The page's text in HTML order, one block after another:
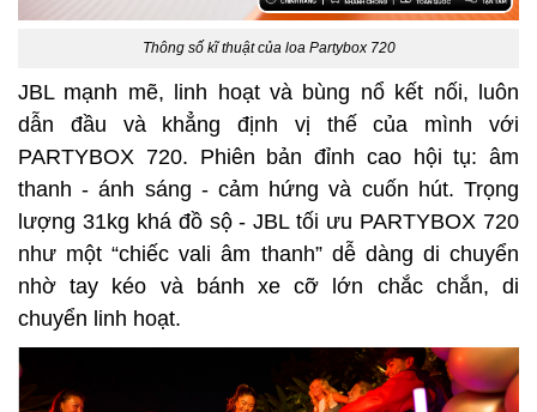
Thông số kĩ thuật của loa Partybox 720
JBL mạnh mẽ, linh hoạt và bùng nổ kết nối, luôn
dẫn đầu và khẳng định vị thế của mình với
PARTYBOX 720. Phiên bản đỉnh cao hội tụ: âm
thanh - ánh sáng - cảm hứng và cuốn hút. Trọng
lượng 31kg khá đồ sộ - JBL tối ưu PARTYBOX 720
như một “chiếc vali âm thanh” dễ dàng di chuyển
nhờ tay kéo và bánh xe cỡ lớn chắc chắn, di
chuyển linh hoạt.